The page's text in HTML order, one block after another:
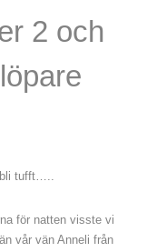
2 och
tufft…..
för natten visste vi
vår vän Anneli från